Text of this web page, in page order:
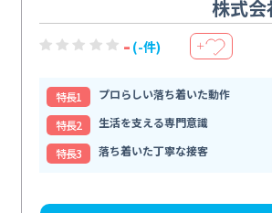
株式
- (-件) ＋
特⻑1
プロらしい落ち着いた動作
特⻑2
生活を支える専門意識
特⻑3
落ち着いた丁寧な接客